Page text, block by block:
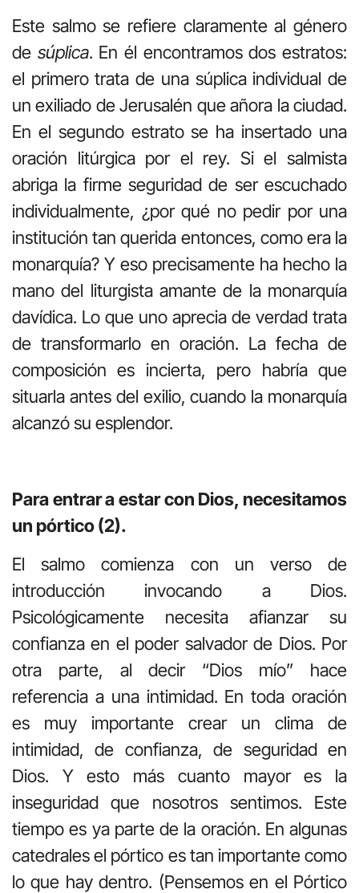
Este salmo se refiere claramente al género
de súplica. En él encontramos dos estratos:
el primero trata de una súplica individual de
un exiliado de Jerusalén que añora la ciudad.
En el segundo estrato se ha insertado una
oración litúrgica por el rey. Si el salmista
abriga la firme seguridad de ser escuchado
individualmente, ¿por qué no pedir por una
institución tan querida entonces, como era la
monarquía? Y eso precisamente ha hecho la
mano del liturgista amante de la monarquía
davídica. Lo que uno aprecia de verdad trata
de transformarlo en oración. La fecha de
composición es incierta, pero habría que
situarla antes del exilio, cuando la monarquía
alcanzó su esplendor.
Para entrar a estar con Dios, necesitamos
un pórtico (2).
El salmo comienza con un verso de
introducción invocando a Dios.
Psicológicamente necesita afianzar su
confianza en el poder salvador de Dios. Por
otra parte, al decir “Dios mío” hace
referencia a una intimidad. En toda oración
es muy importante crear un clima de
intimidad, de confianza, de seguridad en
Dios. Y esto más cuanto mayor es la
inseguridad que nosotros sentimos. Este
tiempo es ya parte de la oración. En algunas
catedrales el pórtico es tan importante como
lo que hay dentro. (Pensemos en el Pórtico